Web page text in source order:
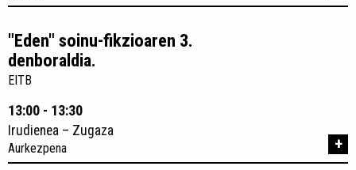
"Eden" soinu-fikzioaren 3.
denboraldia.
EITB
13:00 - 13:30
Irudienea – Zugaza
Aurkezpena +